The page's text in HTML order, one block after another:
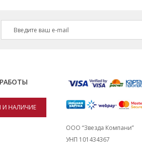
И НАЛИЧИЕ
ООО “Звезда Компани”
УНП 101434367